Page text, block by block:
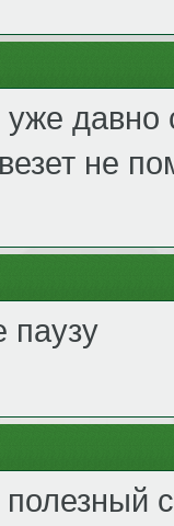
уже давно
не
паузу